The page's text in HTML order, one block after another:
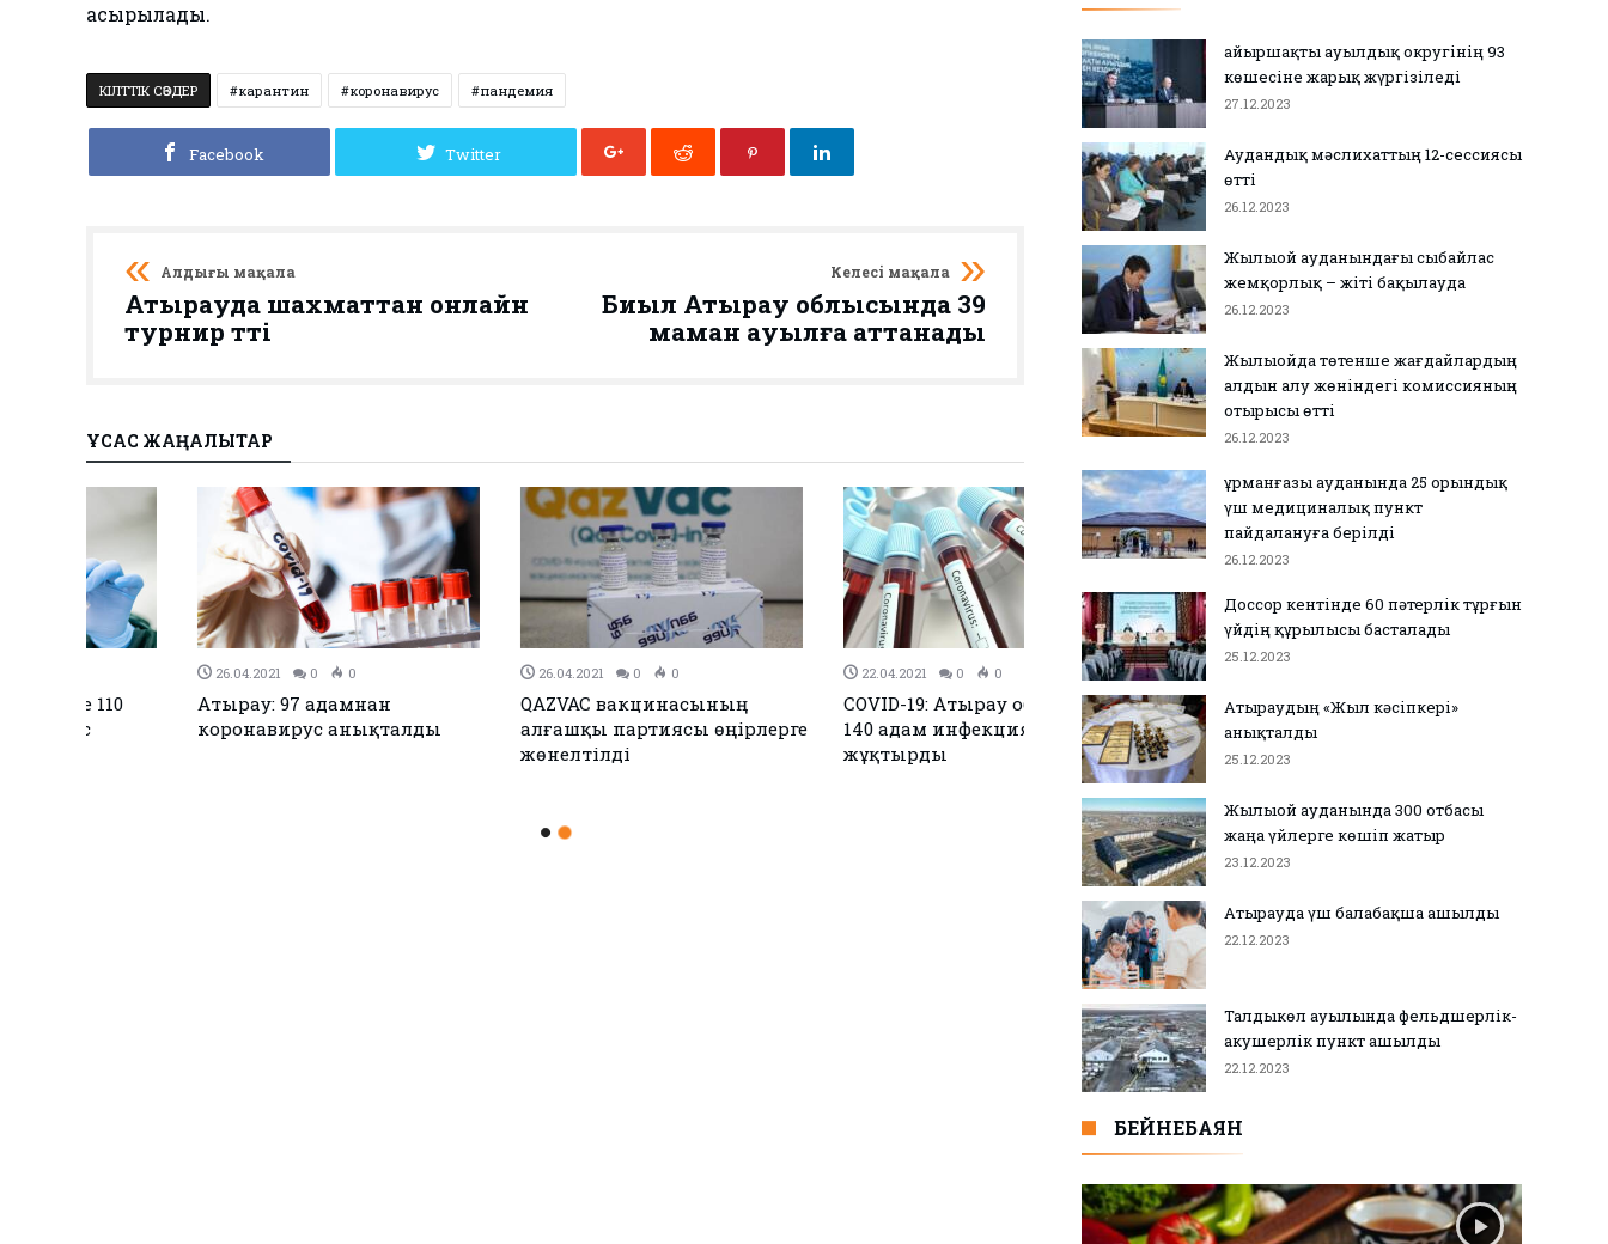
асырылады.
КІЛТТІК СӨЗДЕР карантин коронавирус пандемия
Facebook Twitter
Алдыңғы мақала
Атырауда шахматтан онлайн
турнир өтті
Келесі мақала
Биыл Атырау облысында 39
маман ауылға аттанады
ҰҚСАС ЖАҢАЛЫҚТАР
0 0
Атырау: 97 адамнан
коронавирус анықталды
0 0
QAZVAC вакцинасының
алғашқы партиясы өңірлерге
0 0
COVID-19: Атырау облысында
140 адам инфекция
Қайыршақты ауылдық округінің 93
көшесіне жарық жүргізіледі
27.12.2023
Аудандық мәслихаттың 12-сессиясы
өтті
26.12.2023
Жылыой ауданындағы сыбайлас
жемқорлық – жіті бақылауда
26.12.2023
Жылыойда төтенше жағдайлардың
алдын алу жөніндегі комиссияның
отырысы өтті
26.12.2023
Құрманғазы ауданында 25 орындық
үш медициналық пункт
пайдалануға берілді
26.12.2023
Доссор кентінде 60 пәтерлік тұрғын
үйдің құрылысы басталады
25.12.2023
Атыраудың «Жыл кәсіпкері»
анықталды
25.12.2023
Жылыой ауданында 300 отбасы
жаңа үйлерге көшіп жатыр
23.12.2023
Атырауда үш балабақша ашылды
22.12.2023
Талдыкөл ауылында фельдшерлік-
акушерлік пункт ашылды
22.12.2023
БЕЙНЕБАЯН